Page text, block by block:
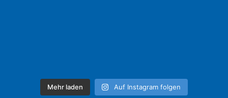
Mehr laden Auf Instagram folgen